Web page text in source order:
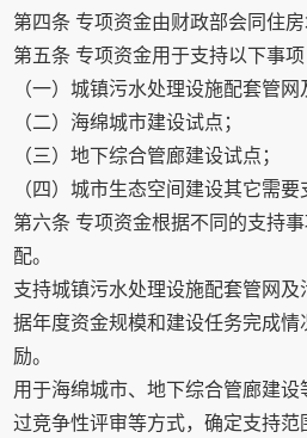
第四条 专项资金由财政部会同住房
第五条 专项资金用于支持以下事项
（一）城镇污水处理设施配套管网
（二）海绵城市建设试点；
（三）地下综合管廊建设试点；
（四）城市生态空间建设其它需要
第六条 专项资金根据不同的支持
配。
支持城镇污水处理设施配套管网
据年度资金规模和建设任务完成情
励。
用于海绵城市、地下综合管廊建
过竞争性评审等方式，确定支持